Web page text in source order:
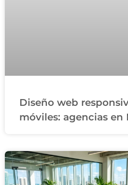
Diseño web
móviles: agencias en